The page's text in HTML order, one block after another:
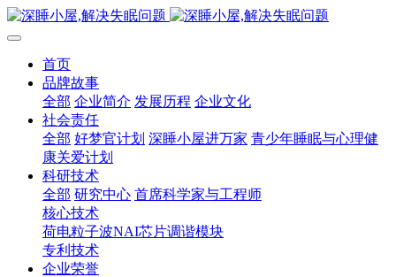
首页
品牌故事
全部 企业简介 发展历程 企业文化
社会责任
全部 好梦官计划 深睡小屋进万家 青少年睡眠与心理健
康关爱计划
科研技术
全部 研究中心 首席科学家与工程师
核心技术
荷电粒子波NAI芯片调谐模块
专利技术
企业荣誉